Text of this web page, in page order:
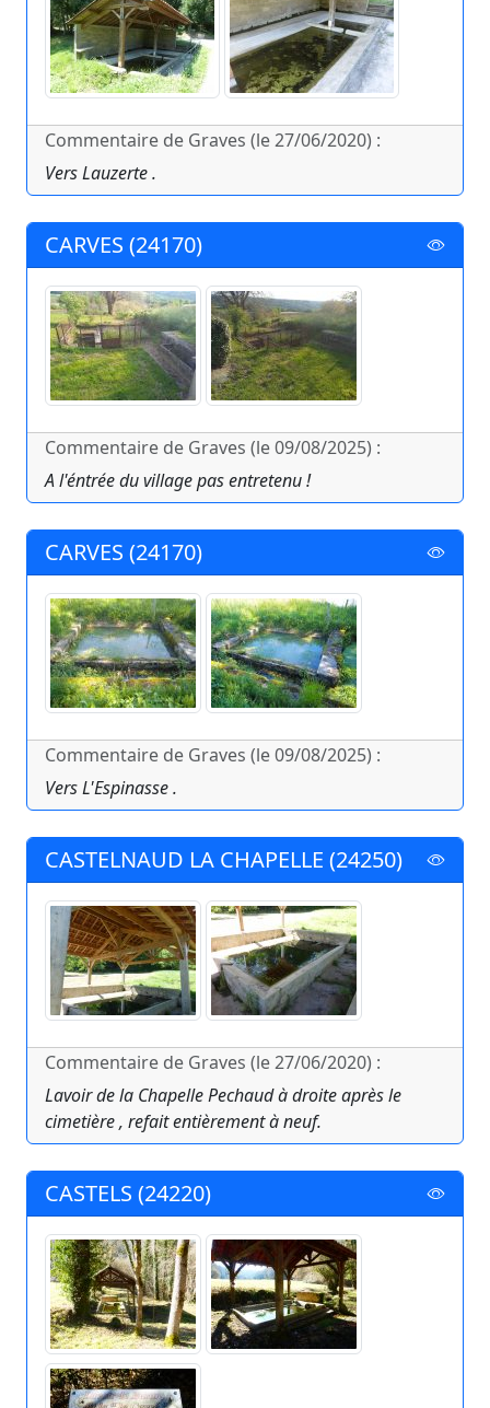
Commentaire de Graves (le 27/06/2020) :
Vers Lauzerte .
CARVES (24170)
Commentaire de Graves (le 09/08/2025) :
A l'éntrée du village pas entretenu !
CARVES (24170)
Commentaire de Graves (le 09/08/2025) :
Vers L'Espinasse .
CASTELNAUD LA CHAPELLE (24250)
Commentaire de Graves (le 27/06/2020) :
Lavoir de la Chapelle Pechaud à droite après le
cimetière , refait entièrement à neuf.
CASTELS (24220)